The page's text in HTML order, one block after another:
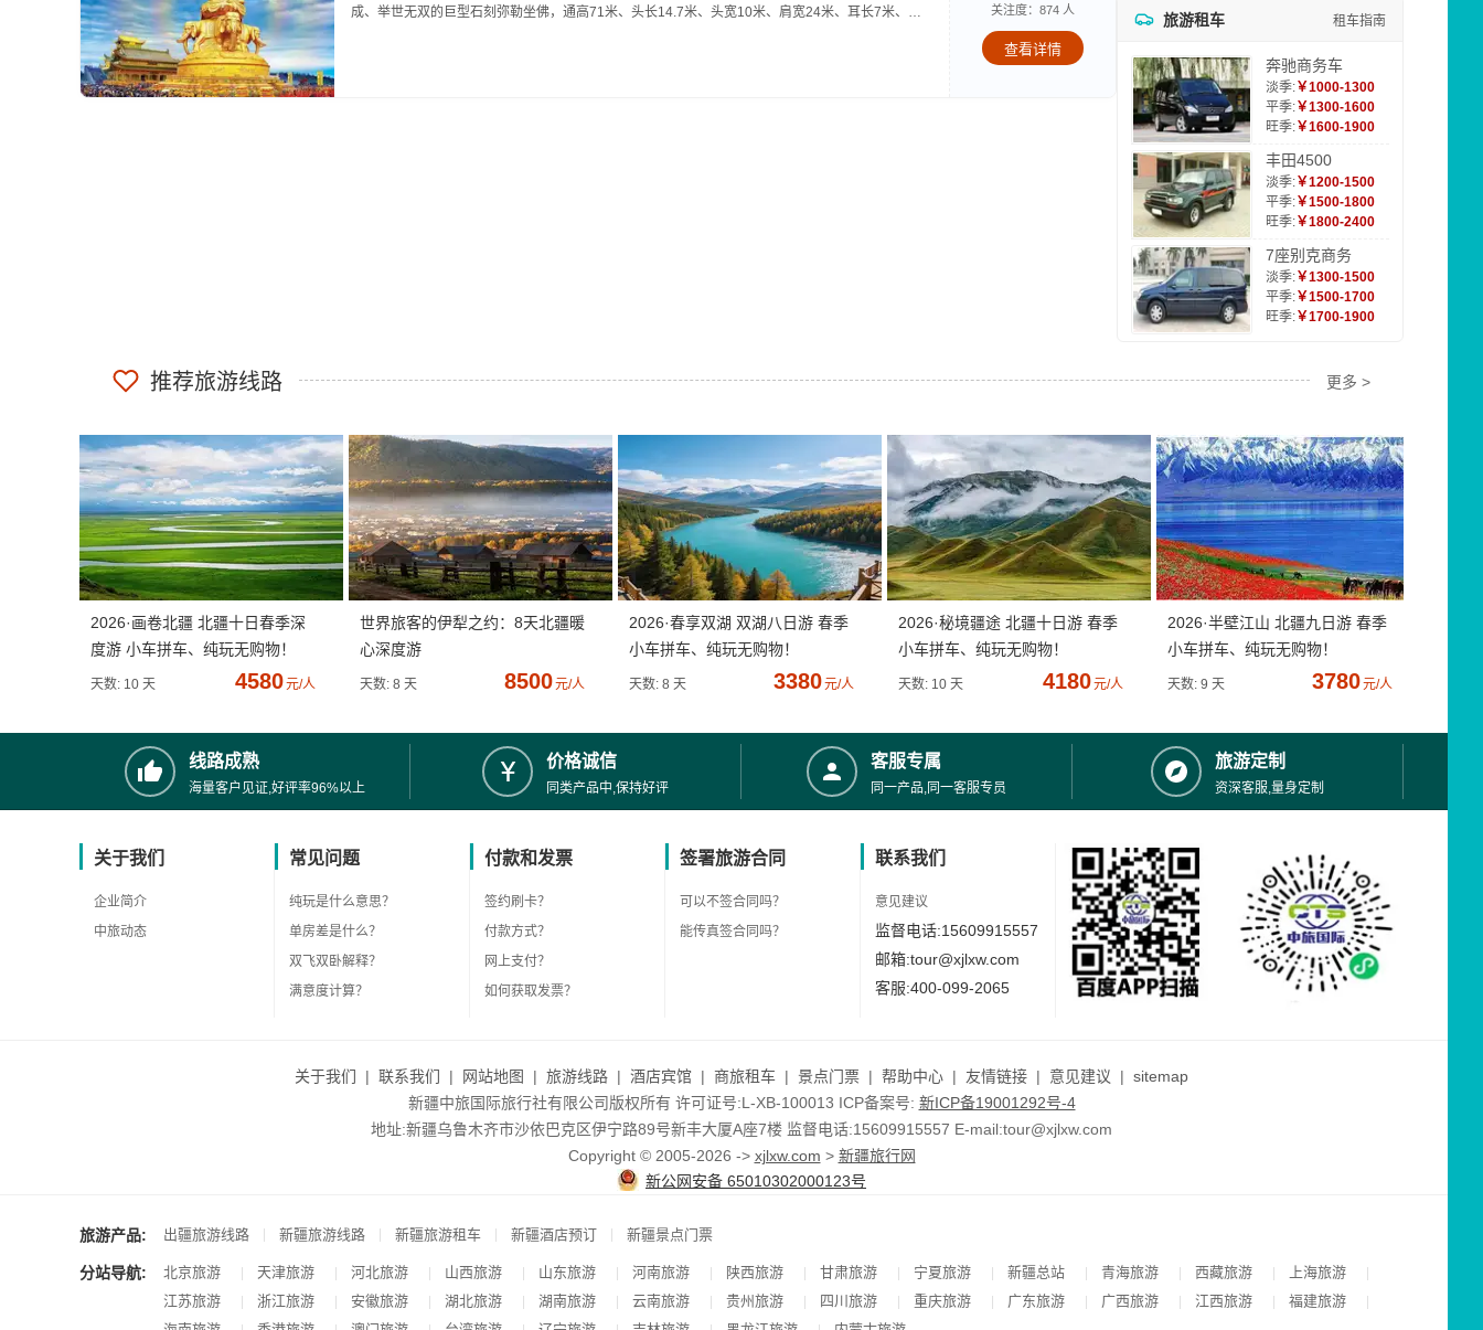
成、举世无双的巨型石刻弥勒坐佛，通高71米、头长14.7米、头宽10米、肩宽24米、耳长7米、脚
关注度：874 人
查看详情
旅游租车 租车指南
奔驰商务车
淡季:￥1000-1300
平季:￥1300-1600
旺季:￥1600-1900
丰田4500
淡季:￥1200-1500
平季:￥1500-1800
旺季:￥1800-2400
7座别克商务
淡季:￥1300-1500
平季:￥1500-1700
旺季:￥1700-1900
推荐旅游线路 更多 >
2026·画卷北疆 北疆十日春季深
度游 小车拼车、纯玩无购物！
天数: 10 天 4580元/人
世界旅客的伊犁之约：8天北疆暖
心深度游
天数: 8 天 8500元/人
2026·春享双湖 双湖八日游 春季
小车拼车、纯玩无购物！
天数: 8 天 3380元/人
2026·秘境疆途 北疆十日游 春季
小车拼车、纯玩无购物！
天数: 10 天 4180元/人
2026·半壁江山 北疆九日游 春季
小车拼车、纯玩无购物！
天数: 9 天 3780元/人
线路成熟
海量客户见证,好评率96%以上
价格诚信
同类产品中,保持好评
客服专属
同一产品,同一客服专员
旅游定制
资深客服,量身定制
关于我们
企业简介
中旅动态
常见问题
纯玩是什么意思？
单房差是什么？
双飞双卧解释？
满意度计算？
付款和发票
签约刷卡？
付款方式？
网上支付？
如何获取发票？
签署旅游合同
可以不签合同吗？
能传真签合同吗？
联系我们
意见建议
监督电话:15609915557
邮箱:tour@xjlxw.com
客服:400-099-2065
关于我们 | 联系我们 | 网站地图 | 旅游线路 | 酒店宾馆 | 商旅租车 | 景点门票 | 帮助中心 | 友情链接 | 意见建议 | sitemap
新疆中旅国际旅行社有限公司版权所有 许可证号:L-XB-100013 ICP备案号: 新ICP备19001292号-4
地址:新疆乌鲁木齐市沙依巴克区伊宁路89号新丰大厦A座7楼 监督电话:15609915557 E-mail:tour@xjlxw.com
Copyright © 2005-2026 -> xjlxw.com > 新疆旅行网
新公网安备 65010302000123号
旅游产品: 出疆旅游线路 | 新疆旅游线路 | 新疆旅游租车 | 新疆酒店预订 | 新疆景点门票
分站导航: 北京旅游 | 天津旅游 | 河北旅游 | 山西旅游 | 山东旅游 | 河南旅游 | 陕西旅游 | 甘肃旅游 | 宁夏旅游 | 新疆总站 | 青海旅游 | 西藏旅游 | 上海旅游 |
江苏旅游 | 浙江旅游 | 安徽旅游 | 湖北旅游 | 湖南旅游 | 云南旅游 | 贵州旅游 | 四川旅游 | 重庆旅游 | 广东旅游 | 广西旅游 | 江西旅游 | 福建旅游 |